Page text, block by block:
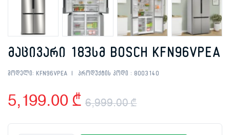
მაცივარი 183სმ BOSCH KFN96VPEA
მოდელი: KFN96VPEA პროდუქტის კოდი : 8003140
6,999.00₾
Original
5,199.00 ₾
Current